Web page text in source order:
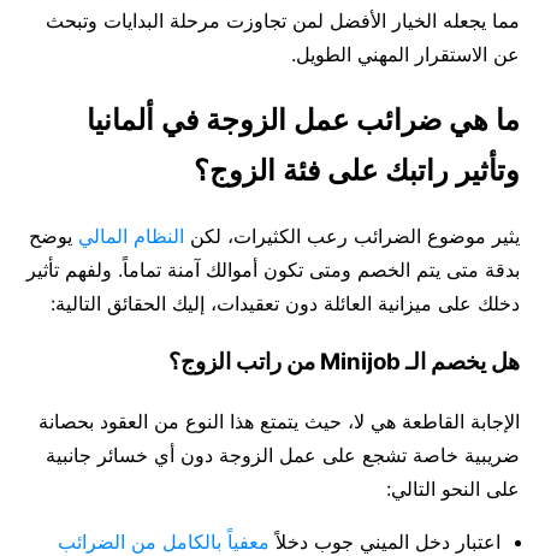
مما يجعله الخيار الأفضل لمن تجاوزت مرحلة البدايات وتبحث
عن الاستقرار المهني الطويل.
ما هي ضرائب عمل الزوجة في ألمانيا
وتأثير راتبك على فئة الزوج؟
يثير موضوع الضرائب رعب الكثيرات، لكن النظام المالي يوضح
بدقة متى يتم الخصم ومتى تكون أموالك آمنة تماماً. ولفهم تأثير
دخلك على ميزانية العائلة دون تعقيدات، إليك الحقائق التالية:
هل يخصم الـ Minijob من راتب الزوج؟
الإجابة القاطعة هي لا، حيث يتمتع هذا النوع من العقود بحصانة
ضريبية خاصة تشجع على عمل الزوجة دون أي خسائر جانبية
على النحو التالي:
اعتبار دخل الميني جوب دخلاً معفياً بالكامل من الضرائب